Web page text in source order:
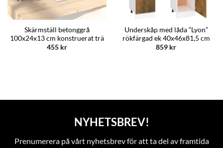
Skärmställ betonggrå
100x24x13 cm konstruerat trä
455 kr
Underskåp med låda “Lyon”
rökfärgad ek 40x46x81,5 cm
859 kr
NYHETSBREV!
Prenumerera på vårt nyhetsbrev för att ta del av framtida